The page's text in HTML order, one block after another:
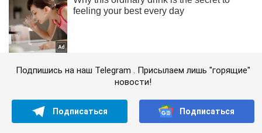
Подпишись на наш Telegram . Присылаем лишь "горящие"
новости!
Подписаться Подписаться